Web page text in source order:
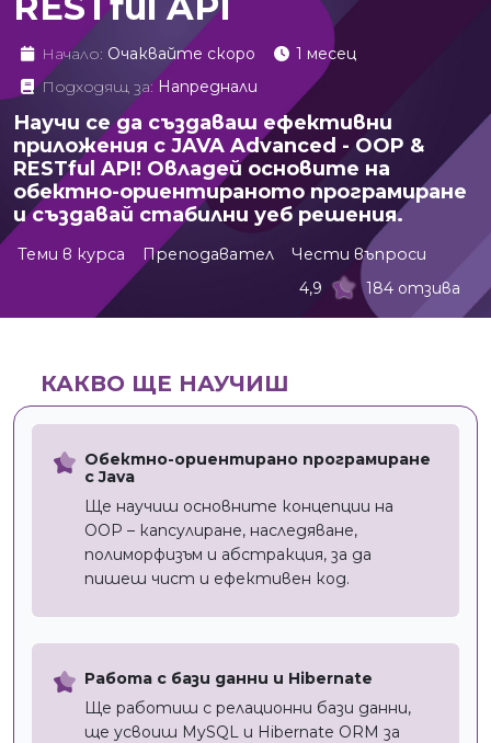
Начало: Очаквайте скоро
1 месец
Подходящ за:Напреднали
Научи се да създаваш ефективни
приложения с JAVA Advanced - OOP &
RESTful API! Овладей основите на
обектно-ориентираното програмиране
и създавай стабилни уеб решения.
Теми в курса Преподавател
Чести въпроси
4,9
184 отзива
КАКВО ЩЕ НАУЧИШ
Обектно-ориентирано програмиране
с Java
Ще научиш основните концепции на
OOP – капсулиране, наследяване,
полиморфизъм и абстракция, за да
пишеш чист и ефективен код.
Работа с бази данни и Hibernate
Ще работиш с релационни бази данни,
ще усвоиш MySQL и Hibernate ORM за